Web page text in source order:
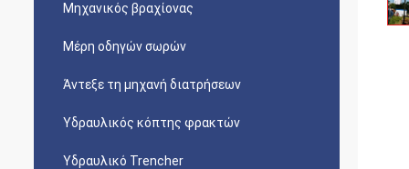
Μηχανικός βραχίονας
Μέρη οδηγών σωρών
Άντεξε τη μηχανή διατρήσεων
Υδραυλικός κόπτης φρακτών
Υδραυλικό Trencher